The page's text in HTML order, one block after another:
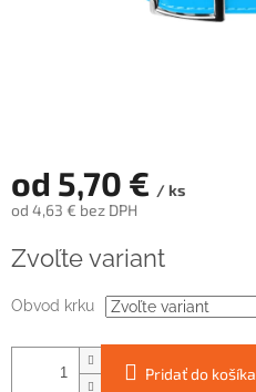
od 5,70 € / ks
od 4,63 € bez DPH
cena:
Zvoľte variant
Obvod krku
Pridať do košíka